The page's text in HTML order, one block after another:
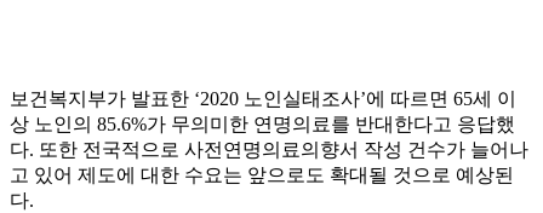
보건복지부가 발표한 ‘2020 노인실태조사’에 따르면 65세 이
상 노인의 85.6%가 무의미한 연명의료를 반대한다고 응답했
다. 또한 전국적으로 사전연명의료의향서 작성 건수가 늘어나
고 있어 제도에 대한 수요는 앞으로도 확대될 것으로 예상된
다.